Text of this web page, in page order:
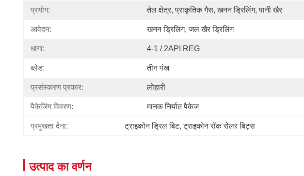
प्रयोग: तेल क्षेत्र, प्राकृतिक गैस, खनन ड्रिलिंग, पानी खैर
आवेदन: खनन ड्रिलिंग, जल खैर ड्रिलिंग
धागा: 4-1 / 2API REG
ब्लेड: तीन पंख
प्रसंस्करण प्रकार: लोहारी
पैकेजिंग विवरण: मानक निर्यात पैकेज
प्रमुखता देना: ट्राइकोन ड्रिल बिट, ट्राइकोन रॉक रोलर बिट्स
उत्पाद का वर्णन